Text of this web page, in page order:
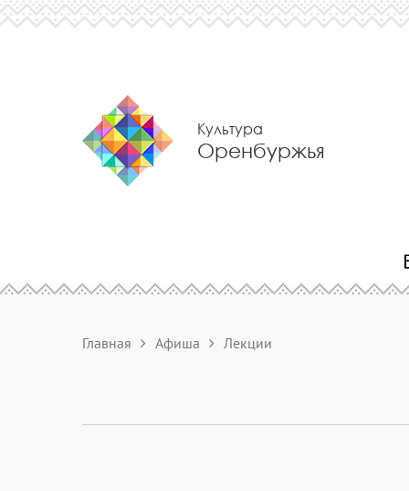
Культура
Оренбуржья
Главная Афиша Лекции